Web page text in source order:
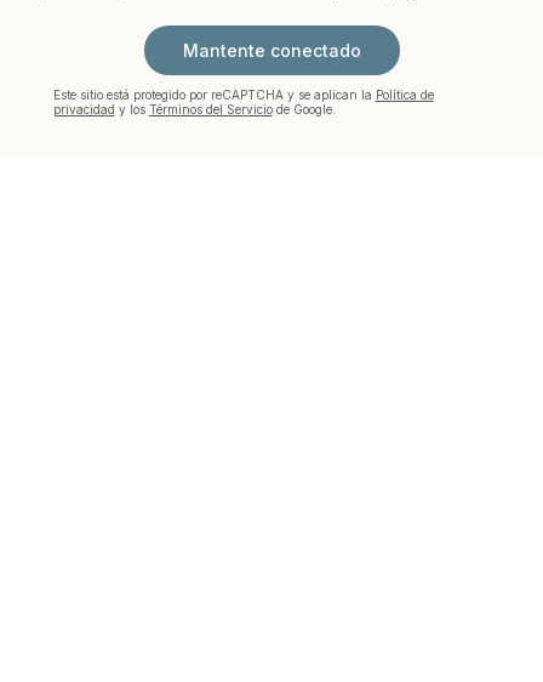
Mantente conectado
Este sitio está protegido por reCAPTCHA y se aplican la Política de
privacidad y los Términos del Serviciode Google.